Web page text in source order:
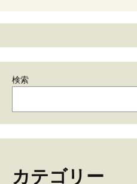
検索
カテゴリー